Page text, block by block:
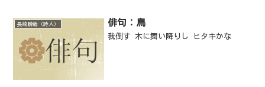
長崎瞬哉（詩人） 俳句：鳥
我倒す 木に舞い降りし ヒタキかな